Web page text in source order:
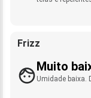
Frizz
Muito
Umidade baixa.